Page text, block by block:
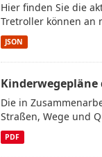
Hier finden Sie die
Tretroller können an
JSON
Kinderwegepläne
Die in
Straßen, Wege und
PDF